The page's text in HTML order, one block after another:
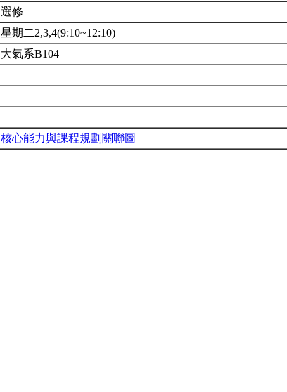
選修
星期二2,3,4(9:10~12:10)
大氣系B104
核心能力與課程規劃關聯圖